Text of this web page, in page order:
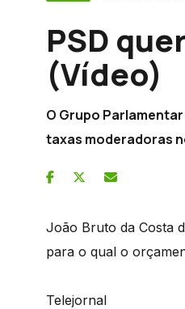
PSD
(Vídeo)
O Grupo
taxas moderadoras
João Bruto da Costa
para o qual o
Telejornal